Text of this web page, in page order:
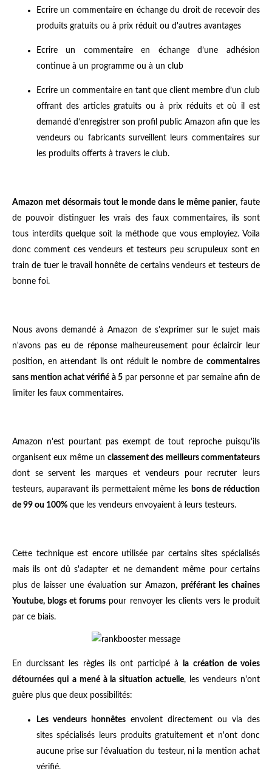
Ecrire un commentaire en échange du droit de recevoir des
produits gratuits ou à prix réduit ou d'autres avantages
Ecrire un commentaire en échange d’une adhésion
continue à un programme ou à un club
Ecrire un commentaire en tant que client membre d’un club
offrant des articles gratuits ou à prix réduits et où il est
demandé d’enregistrer son profil public Amazon afin que les
vendeurs ou fabricants surveillent leurs commentaires sur
les produits offerts à travers le club.
Amazon met désormais tout le monde dans le même panier, faute
de pouvoir distinguer les vrais des faux commentaires, ils sont
tous interdits quelque soit la méthode que vous employiez. Voila
donc comment ces vendeurs et testeurs peu scrupuleux sont en
train de tuer le travail honnête de certains vendeurs et testeurs de
bonne foi.
Nous avons demandé à Amazon de s'exprimer sur le sujet mais
n'avons pas eu de réponse malheureusement pour éclaircir leur
position, en attendant ils ont réduit le nombre de commentaires
sans mention achat vérifié à 5par personne et par semaine afin de
limiter les faux commentaires.
Amazon n'est pourtant pas exempt de tout reproche puisqu'ils
organisent eux même unclassement des meilleurs commentateurs
dont se servent les marques et vendeurs pour recruter leurs
testeurs, auparavant ils permettaient même les bons de réduction
de 99 ou 100% que les vendeurs envoyaient à leurs testeurs.
Cette technique est encore utilisée par certains sites spécialisés
mais ils ont dû s'adapter et ne demandent même pour certains
plus de laisser une évaluation sur Amazon, préférant les chaînes
Youtube, blogs et forums pour renvoyer les clients vers le produit
par ce biais.
En durcissant les règles ils ont participé à
la création de voies
détournées qui a mené à la situation actuelle, les vendeurs n'ont
guère plus que deux possibilités:
Les vendeurs honnêtes envoient directement ou via des
sites spécialisés leurs produits gratuitement et n'ont donc
aucune prise sur l'évaluation du testeur, ni la mention achat
vérifié.